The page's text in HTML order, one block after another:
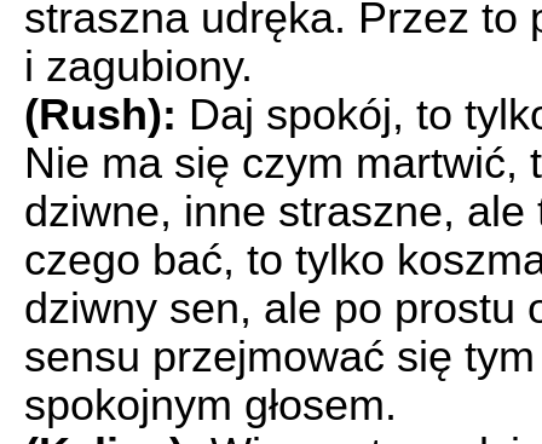
straszna udręka. Przez to
i zagubiony.
(Rush): Daj spokój, to
Nie ma się czym martwić,
dziwne, inne straszne,
czego bać, to tylko
dziwny sen, ale po prostu
sensu przejmować się
spokojnym głosem.